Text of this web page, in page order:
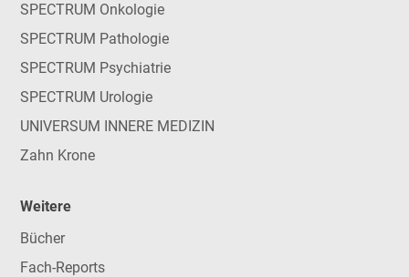
SPECTRUM Onkologie
SPECTRUM Pathologie
SPECTRUM Psychiatrie
SPECTRUM Urologie
UNIVERSUM INNERE MEDIZIN
Zahn Krone
Weitere
Bücher
Fach-Reports